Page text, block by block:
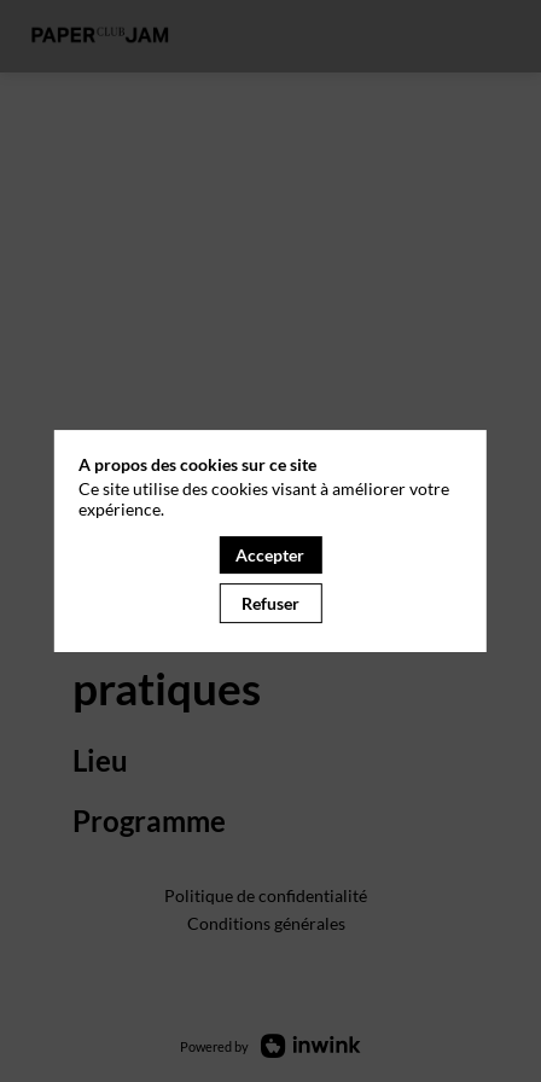
Informations
pratiques
Lieu
Programme
Politique de confidentialité
Conditions générales
Powered by
A propos des cookies sur ce site
Ce site utilise des cookies visant à améliorer votre
expérience.
Accepter
Refuser